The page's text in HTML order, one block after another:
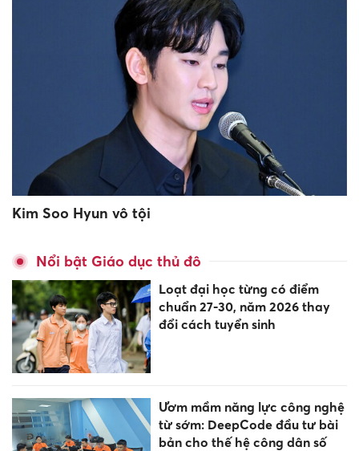
Kim Soo Hyun vô tội
Nổi bật Giáo dục thủ đô
Loạt đại học từng có điểm
chuẩn 27-30, năm 2026 thay
đổi cách tuyển sinh
Ươm mầm năng lực công nghệ
từ sớm: DeepCode đầu tư bài
bản cho thế hệ công dân số